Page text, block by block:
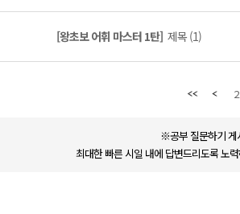
[왕초보 어휘 마스터 1탄] 제목 (1)
※공부 질문하기 게
최대한 빠른 시일 내에 답변드리도록 노